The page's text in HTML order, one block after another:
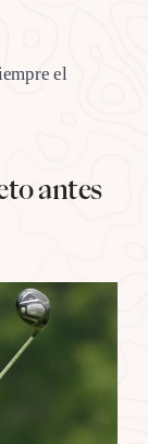
el
antes